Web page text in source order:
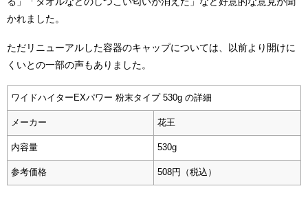
かれました。
ただリニューアルした容器のキャップについては、以前より開けに
くいとの一部の声もありました。
ワイドハイターEXパワー 粉末タイプ 530g の詳細
メーカー 花王
内容量 530g
参考価格 508円（税込）